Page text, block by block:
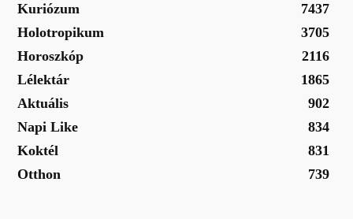
Kuriózum
7437
Holotropikum
3705
Horoszkóp
2116
Lélektár
1865
Aktuális
902
Napi Like
834
Koktél
831
Otthon
739